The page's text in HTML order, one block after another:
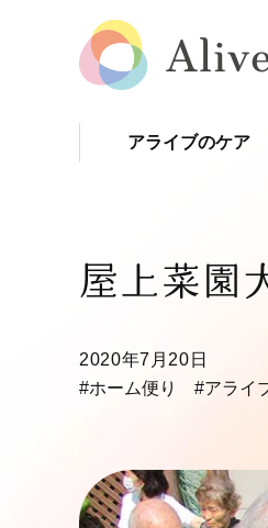
アライブのケア
屋上菜園
2020年7月20日
#ホーム便り
#アライ